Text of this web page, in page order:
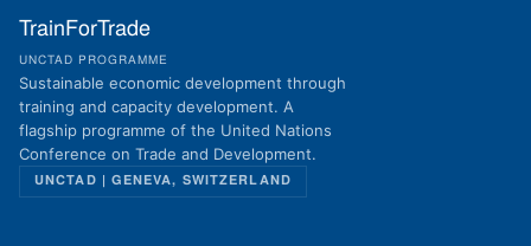
TrainForTrade
UNCTAD PROGRAMME
Sustainable economic development through
training and capacity development. A
flagship programme of the United Nations
Conference on Trade and Development.
UNCTAD | GENEVA, SWITZERLAND